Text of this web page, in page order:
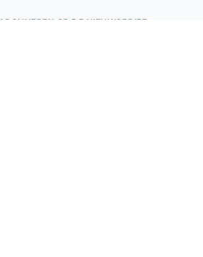
ABONNEREN OP DE NIEUWSBRIEF